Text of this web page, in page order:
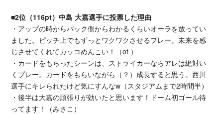
■2位（116pt）中島 大嘉選手に投票した理由
・アップの時からバック側からわかるくらいオーラを放ってい
ました。ピッチ上でもずっとワクワクさせるプレー。未来を感
じさせてくれてカッコめんこい！（ot ）
・カードをもらったシーンは、ストライカーならアレは絶対い
くプレー。カードをもらいながら（？）成長すると思う。西川
選手にキレられたけど気にすんなw（スタジアムまで2時間半）
・後半は大嘉の頑張りが効いたと思います！ドーム初ゴール待
ってます！（みさこ）